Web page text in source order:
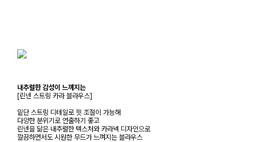
내추럴한 감성이 느껴지는
[린넨 스트링 카라 블라우스]
밑단 스트링 디테일로 핏 조절이 가능해
다양한 분위기로 연출하기 좋고
린넨을 닮은 내추럴한 텍스처와 카라넥 디자인으로
깔끔하면서도 시원한 무드가 느껴지는 블라우스